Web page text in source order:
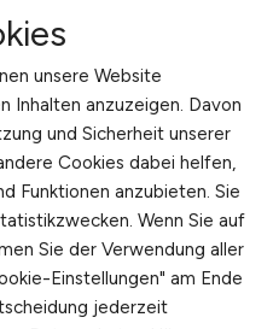
mit neuen
Plattform eine
Talente zu
steht für
Darstellung
der öffentlichen
ideal geeignet für
unsere Website
Inhalten anzuzeigen. Davon
und Sicherheit unserer
Cookies dabei helfen,
Funktionen anzubieten. Sie
Wenn Sie auf
Sie der Verwendung aller
Einstellungen" am Ende
jederzeit